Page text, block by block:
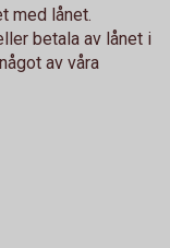
med lånet.
betala av lånet i
av våra